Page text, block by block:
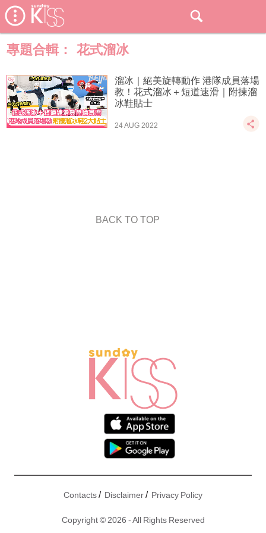
專題合輯： 花式溜冰
溜冰｜絕美旋轉動作 港隊成員落場
教！花式溜冰＋短道速滑｜附揀溜
冰鞋貼士
24 AUG 2022
BACK TO TOP
Contacts/ Disclaimer/ Privacy Policy
Copyright © 2026 - All Rights Reserved